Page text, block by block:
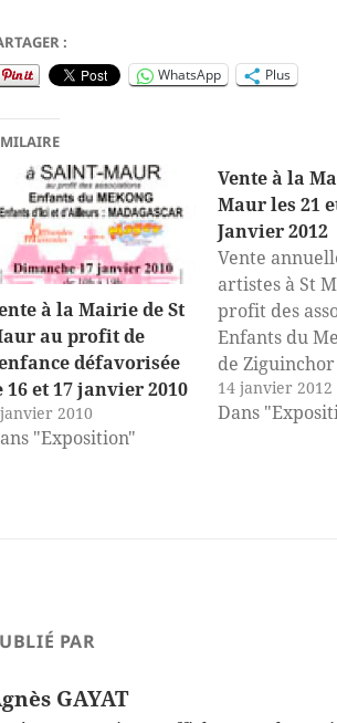
:
WhatsApp Plus
à la Mairie de St
au profit de
défavorisée
16 et 17 janvier 2010
2010
"Exposition"
Vente à la
Maur les 21
Janvier 2012
Vente
artistes à St
profit des
Enfants du
de Ziguinchor
Vernissage
janvier de 18h
14 janvier 2012
Dans
PAR
GAYAT